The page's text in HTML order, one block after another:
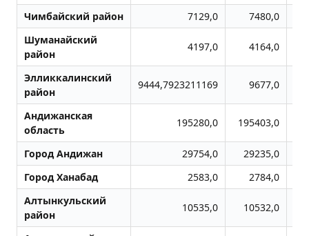
Чимбайский район 7129,0
7480,0
Шуманайский
район
4197,0 4164,0
Элликкалинский
район
9444,7923211169 9677,0
Андижанская
область
195280,0 195403,0
Город Андижан 29754,0 29235,0
Город Ханабад
2583,0
2784,0
Алтынкульский
район
10535,0 10532,0